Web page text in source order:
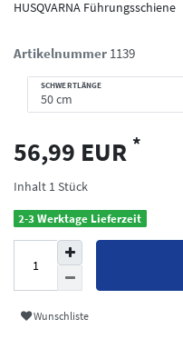
HUSQVARNA Führungsschiene
Artikelnummer 1139
SCHWERTLÄNGE
56,99 EUR *
Inhalt 1Stück
2-3 Werktage Lieferzeit
Wunschliste